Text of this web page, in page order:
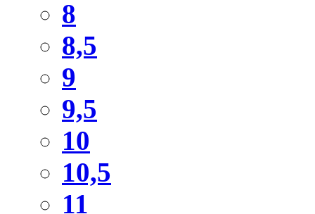
8
8,5
9
9,5
10
10,5
11